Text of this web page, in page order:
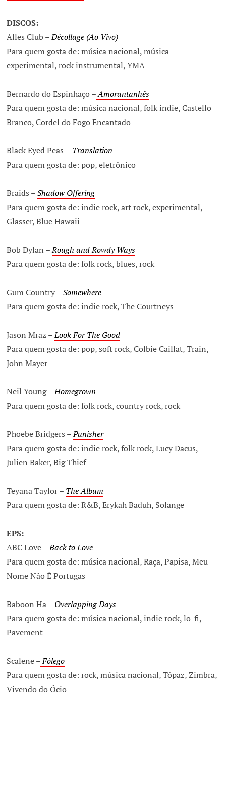
DISCOS:
Alles Club –Décollage (Ao Vivo)
Para quem gosta de: música nacional, música
experimental, rock instrumental, YMA
Bernardo do Espinhaço –Amorantanhês
Para quem gosta de: música nacional, folk indie, Castello
Branco, Cordel do Fogo Encantado
Black Eyed Peas – Translation
Para quem gosta de: pop, eletrônico
Braids –Shadow Offering
Para quem gosta de: indie rock, art rock, experimental,
Glasser, Blue Hawaii
Bob Dylan –Rough and Rowdy Ways
Para quem gosta de: folk rock, blues, rock
Gum Country –Somewhere
Para quem gosta de: indie rock, The Courtneys
Jason Mraz –Look For The Good
Para quem gosta de: pop, soft rock, Colbie Caillat, Train,
John Mayer
Neil Young –Homegrown
Para quem gosta de: folk rock, country rock, rock
Phoebe Bridgers –Punisher
Para quem gosta de: indie rock, folk rock, Lucy Dacus,
Julien Baker, Big Thief
Teyana Taylor – The Album
Para quem gosta de: R&B, Erykah Baduh, Solange
EPS:
ABC Love –Back to Love
Para quem gosta de: música nacional, Raça, Papisa, Meu
Nome Não É Portugas
Baboon Ha – Overlapping Days
Para quem gosta de: música nacional, indie rock, lo-fi,
Pavement
Scalene –Fôlego
Para quem gosta de: rock, música nacional, Tópaz, Zimbra,
Vivendo do Ócio